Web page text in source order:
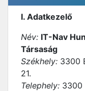
I. Adatkezelő
Név: IT-Nav
Társaság
Székhely: 3300
21.
Telephely: 3300